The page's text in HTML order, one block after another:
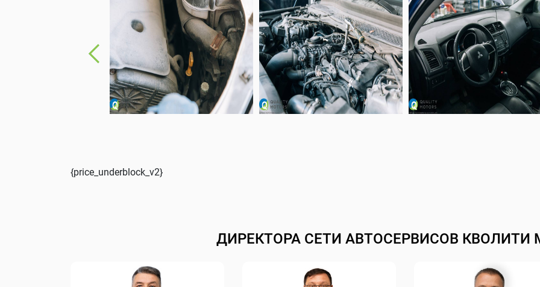
{price_underblock_v2}
ДИРЕКТОРА СЕТИ АВТОСЕРВИСОВ КВОЛИТИ